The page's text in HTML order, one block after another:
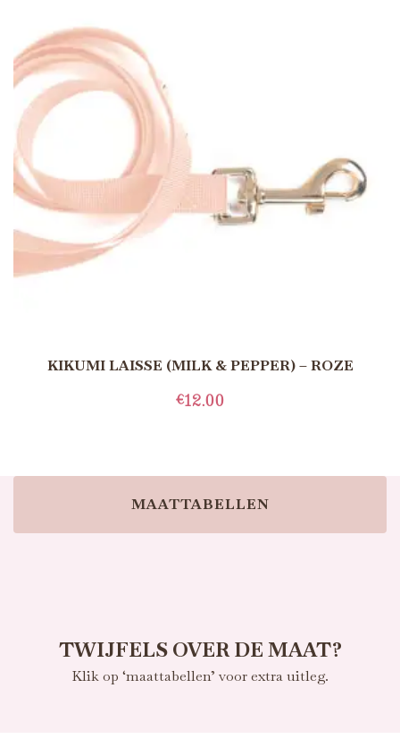
KIKUMI LAISSE (MILK & PEPPER) – ROZE
€12.00
MAATTABELLEN
TWIJFELS OVER DE MAAT?
Klik op ‘maattabellen’ voor extra uitleg.